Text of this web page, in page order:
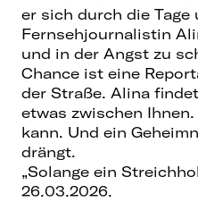
er sich durch die Tage
Fernsehjournalistin
und in der Angst zu
Chance ist eine
der Straße. Alina
etwas zwischen
kann. Und ein
drängt.
„Solange ein
26.03.2026.